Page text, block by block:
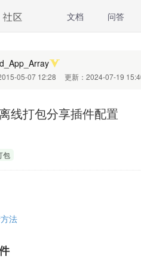
文档 问答
05-07 12:28 更新：2024-07-19
线打包分享插件配置
包
法